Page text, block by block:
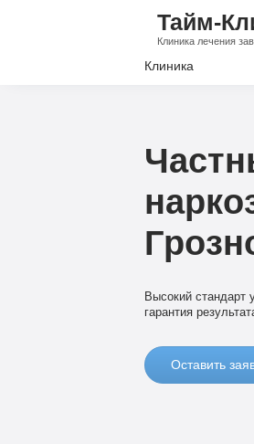
Тайм-
Клиника лечения
Клиника
Высокий стандарт
гарантия
Оставить